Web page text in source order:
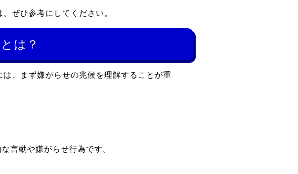
ぜひ参考にしてください。
は？
、まず嫌がらせの兆候を理解することが重
言動や嫌がらせ行為です。